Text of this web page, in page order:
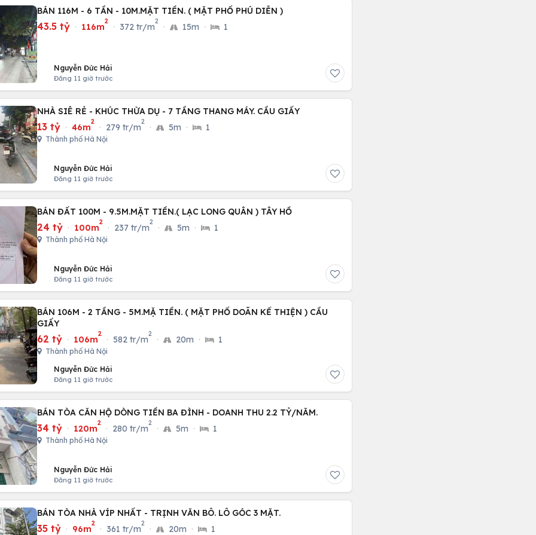
BÁN 116M - 6 TẦN - 10M.MẶT TIỀN. ( MẶT PHỐ PHÚ DIỄN )
43.5 tỷ · 116m
2
· 372 tr/m
2
· 15m · 1
Nguyễn Đức Hải
Đăng 11 giờ trước
NHÀ SIÊ RẺ - KHÚC THỪA DỤ - 7 TẦNG THANG MÁY. CẦU GIẤY
13 tỷ · 46m
2
· 279 tr/m
2
· 5m · 1
Thành phố Hà Nội
Nguyễn Đức Hải
Đăng 11 giờ trước
BÁN ĐẤT 100M - 9.5M.MẶT TIỀN.( LẠC LONG QUÂN ) TÂY HỒ
24 tỷ · 100m
2
· 237 tr/m
2
· 5m · 1
Thành phố Hà Nội
Nguyễn Đức Hải
Đăng 11 giờ trước
BÁN 106M - 2 TẦNG - 5M.MẶ TIỀN. ( MẶT PHỐ DOÃN KẾ THIỆN ) CẦU
GIẤY
62 tỷ · 106m
2
· 582 tr/m
2
· 20m · 1
Thành phố Hà Nội
Nguyễn Đức Hải
Đăng 11 giờ trước
BÁN TÒA CĂN HỘ DÒNG TIỀN BA ĐÌNH - DOANH THU 2.2 TỶ/NĂM.
34 tỷ · 120m
2
· 280 tr/m
2
· 5m · 1
Thành phố Hà Nội
Nguyễn Đức Hải
Đăng 11 giờ trước
BÁN TÒA NHÀ VÍP NHẤT - TRỊNH VĂN BÔ. LÔ GÓC 3 MẶT.
35 tỷ · 96m
2
· 361 tr/m
2
· 20m · 1